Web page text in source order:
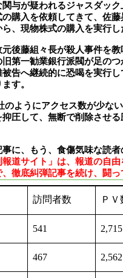
与が疑われるジャスダッ
の購入を依頼してきて、佐
、現物株式の購入を実行し
後藤組々長が殺人事件を
第一勧業銀行派閥が足の
告へ継続的に恐喝を実行
す。
ようにアクセス数が少な
圧して、無断で削除させ
に、もう、食傷気味な読
報道サイト」は、報道の自
徹底糾弾記事を続け、闘
訪問者数 ＰＶ
541 2,715
467 2,562